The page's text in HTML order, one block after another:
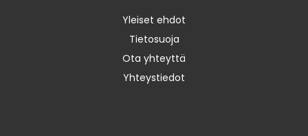
Yleiset ehdot
Tietosuoja
Ota yhteyttä
Yhteystiedot